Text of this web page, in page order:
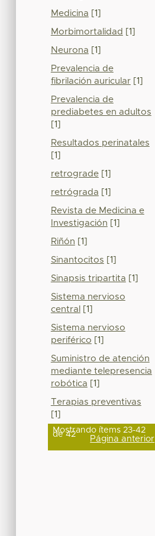
Medicina [1]
Morbimortalidad [1]
Neurona [1]
Prevalencia de
fibrilación auricular[1]
Prevalencia de
prediabetes en adultos
[1]
Resultados perinatales
[1]
retrograde[1]
retrógrada [1]
Revista de Medicina e
Investigación [1]
Riñón [1]
Sinantocitos [1]
Sinapsis tripartita [1]
Sistema nervioso
central
[1]
Sistema nervioso
periférico [1]
Suministro de atención
mediante telepresencia
robótica [1]
Terapias preventivas
[1]
Mostrando ítems 23-42
de 42 Página anterior